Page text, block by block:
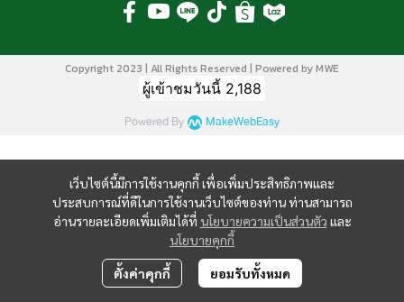
เว็บไซต์นี้มีการใช้งานคุกกี้ เพื่อเพิ่มประสิทธิภาพและ
ประสบการณ์ที่ดีในการใช้งานเว็บไซต์ของท่าน ท่านสามารถ
อ่านรายละเอียดเพิ่มเติมได้ที่ นโยบายความเป็นส่วนตัว และ
นโยบายคุกกี้
ตั้งค่าคุกกี้ ยอมรับทั้งหมด
Copyright 2023 | All Rights Reserved | Powered by MWE
ผู้เข้าชมวันนี้ 2,188
Powered By MakeWebEasy